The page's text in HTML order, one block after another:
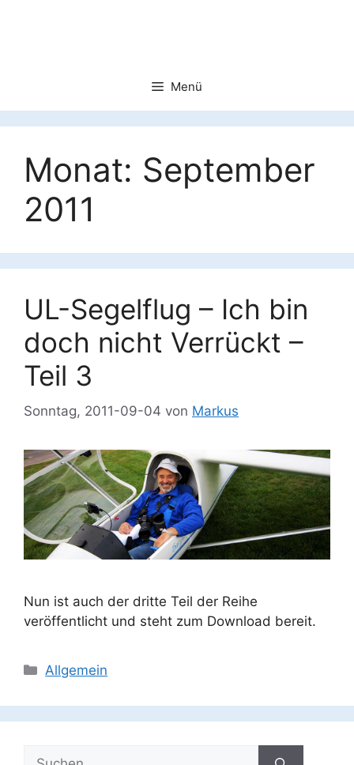
Menü
Monat: September
2011
UL-Segelflug – Ich bin
doch nicht Verrückt –
Teil 3
Sonntag, 2011-09-04 von Markus
Nun ist auch der dritte Teil der Reihe
veröffentlicht und steht zum Download bereit.
Kategorien
Allgemein
Suchen